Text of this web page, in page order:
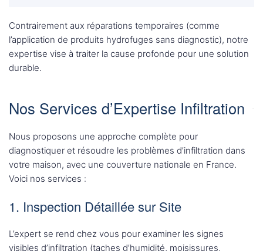
Contrairement aux réparations temporaires (comme
l’application de produits hydrofuges sans diagnostic), notre
expertise vise à traiter la cause profonde pour une solution
durable.
Nos Services d’Expertise Infiltration
Nous proposons une approche complète pour
diagnostiquer et résoudre les problèmes d’infiltration dans
votre maison, avec une couverture nationale en France.
Voici nos services :
1. Inspection Détaillée sur Site
L’expert se rend chez vous pour examiner les signes
visibles d’infiltration (taches d’humidité, moisissures,